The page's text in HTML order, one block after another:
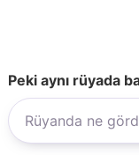
Peki aynı rüyada